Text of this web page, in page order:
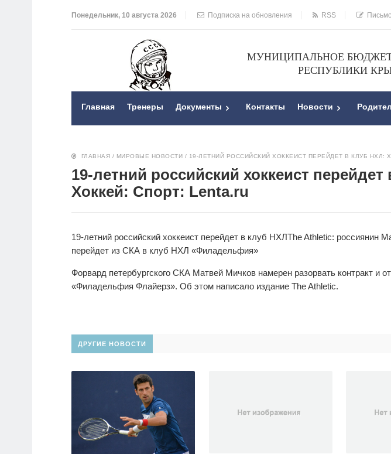
Понедельник, 10 августа 2026 Подписка на обновления RSS
МУНИЦИПАЛЬНОЕ
РЕСПУБЛИКИ
Главная Тренеры Документы Контакты Новости
ГЛАВНАЯ / МИРОВЫЕ НОВОСТИ / 19-ЛЕТНИЙ РОССИЙСКИЙ ХОККЕИСТ ПЕРЕЙДЕТ В КЛУБ НХЛ:
19-летний российский хоккеист
Хоккей: Спорт: Lenta.ru
19-летний российский хоккеист перейдет в клуб НХЛThe Athletic: россиянин
перейдет из СКА в клуб НХЛ «Филадельфия»
Форвард петербургского СКА Матвей Мичков намерен разорвать контракт и
«Филадельфия Флайерз». Об этом написало издание The Athletic.
ДРУГИЕ НОВОСТИ